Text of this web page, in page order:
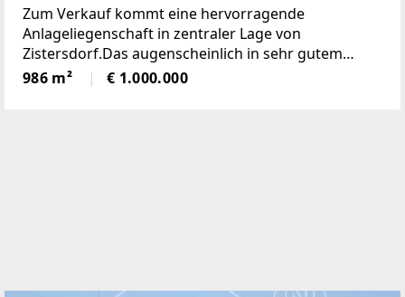
Zum Verkauf kommt eine hervorragende
Anlageliegenschaft in zentraler Lage von
Zistersdorf.Das augenscheinlich in sehr gutem
Erhaltungszustand befindliche Objekt liegt im
historischen Stadtkern, direkt gegenüber
986 m² € 1.000.000